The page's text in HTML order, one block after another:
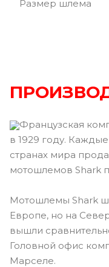
Размер шлема
Французская
в 1929 году.
странах мира
мотошлемов Shark
Мотошлемы Shark
Европе, но на
вышли
Головной офис
Марселе.